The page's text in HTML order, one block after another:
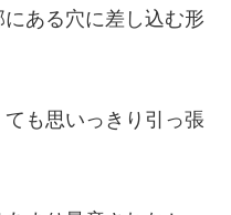
ある穴に差し込む形
ても思いっきり引っ張